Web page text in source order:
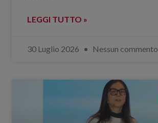
LEGGI TUTTO »
30 Luglio 2026 Nessun commento